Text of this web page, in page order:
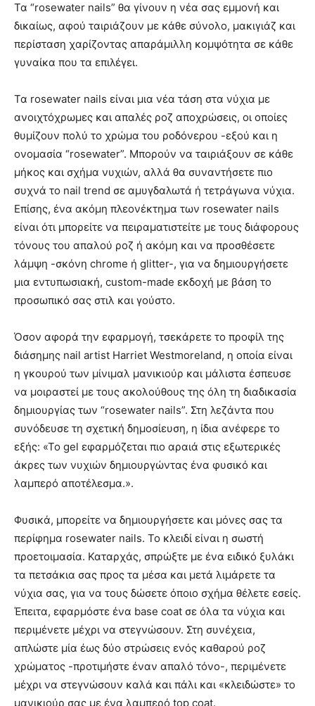
Τα “rosewater nails” θα γίνουν η νέα σας εμμονή και
δικαίως, αφού ταιριάζουν με κάθε σύνολο, μακιγιάζ και
περίσταση χαρίζοντας απαράμιλλη κομψότητα σε κάθε
γυναίκα που τα επιλέγει.
Τα rosewater nails είναι μια νέα τάση στα νύχια με
ανοιχτόχρωμες και απαλές ροζ αποχρώσεις, οι οποίες
θυμίζουν πολύ το χρώμα του ροδόνερου -εξού και η
ονομασία “rosewater”. Μπορούν να ταιριάξουν σε κάθε
μήκος και σχήμα νυχιών, αλλά θα συναντήσετε πιο
συχνά το nail trend σε αμυγδαλωτά ή τετράγωνα νύχια.
Επίσης, ένα ακόμη πλεονέκτημα των rosewater nails
είναι ότι μπορείτε να πειραματιστείτε με τους διάφορους
τόνους του απαλού ροζ ή ακόμη και να προσθέσετε
λάμψη -σκόνη chrome ή glitter-, για να δημιουργήσετε
μια εντυπωσιακή, custom-made εκδοχή με βάση το
προσωπικό σας στιλ και γούστο.
Όσον αφορά την εφαρμογή, τσεκάρετε το προφίλ της
διάσημης nail artist Harriet Westmoreland, η οποία είναι
η γκουρού των μίνιμαλ μανικιούρ και μάλιστα έσπευσε
να μοιραστεί με τους ακολούθους της όλη τη διαδικασία
δημιουργίας των “rosewater nails”. Στη λεζάντα που
συνόδευσε τη σχετική δημοσίευση, η ίδια ανέφερε το
εξής: «Το gel εφαρμόζεται πιο αραιά στις εξωτερικές
άκρες των νυχιών δημιουργώντας ένα φυσικό και
λαμπερό αποτέλεσμα.».
Φυσικά, μπορείτε να δημιουργήσετε και μόνες σας τα
περίφημα rosewater nails. Το κλειδί είναι η σωστή
προετοιμασία. Καταρχάς, σπρώξτε με ένα ειδικό ξυλάκι
τα πετσάκια σας προς τα μέσα και μετά λιμάρετε τα
νύχια σας, για να τους δώσετε όποιο σχήμα θέλετε εσείς.
Έπειτα, εφαρμόστε ένα base coat σε όλα τα νύχια και
περιμένετε μέχρι να στεγνώσουν. Στη συνέχεια,
απλώστε μία έως δύο στρώσεις ενός καθαρού ροζ
χρώματος -προτιμήστε έναν απαλό τόνο-, περιμένετε
μέχρι να στεγνώσουν καλά και πάλι και «κλειδώστε» το
μανικιούρ σας με ένα λαμπερό top coat.